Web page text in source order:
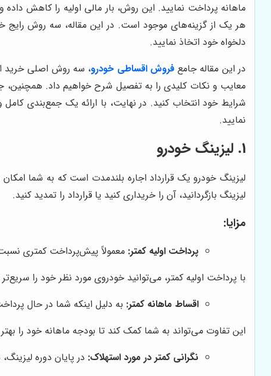
ماهانه پرداخت نمایید. این روش، بار مالی اولیه را کاهش
هر یک از گزینه‌های موجود است. در این مقاله، سه روش رایج
دلخواه خود اتخاذ نمایید.
در این مقاله جامعفروش اقساطی خودرو، سه روش اصلی خرید
معایب و نکات کلیدی را به تفصیل شرح خواهیم داد. همچنین،
شرایط خود انتخاب کنید. در نهایت، با ارائه یک جمع‌بندی
نمایید.
1. لیزینگ خودرو
لیزینگ بازگردانید، آن را خریداری کنید یا قرارداد را تمدید کنید.
مزایا:
پرداخت اولیه کمتر: معمولاً پیش‌پرداخت کمتری نسبت
با پرداخت اولیه کمتر، می‌توانید خودروی مورد نظر خود را
اقساط ماهانه کمتر: به دلیل اینکه شما در حال
این تفاوت می‌تواند به شما کمک کند تا بودجه ماهانه خود را
نگرانی کمتر در مورد استهلاک: در پایان دوره